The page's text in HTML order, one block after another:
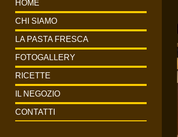
HOME
CHI SIAMO
LA PASTA FRESCA
FOTOGALLERY
RICETTE
IL NEGOZIO
CONTATTI